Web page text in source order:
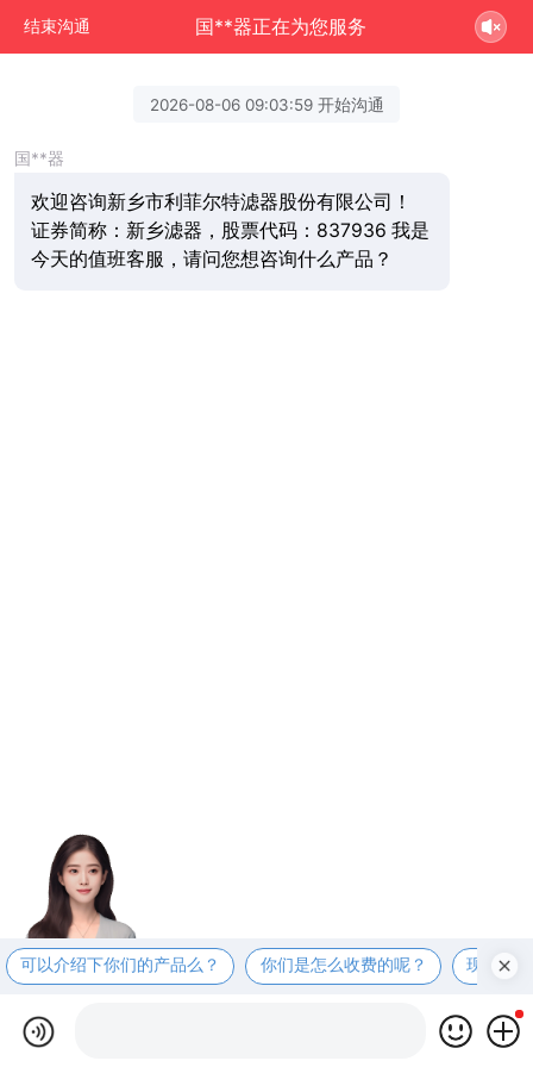
结束沟通 国**器正在为您服务
2026-08-06 09:03:59 开始沟通
国**器
欢迎咨询新乡市利菲尔特滤器股份有限公司！
证券简称：新乡滤器，股票代码：837936 我是
今天的值班客服，请问您想咨询什么产品？
可以介绍下你们的产品么？ 你们是怎么收费的呢？ 现在有